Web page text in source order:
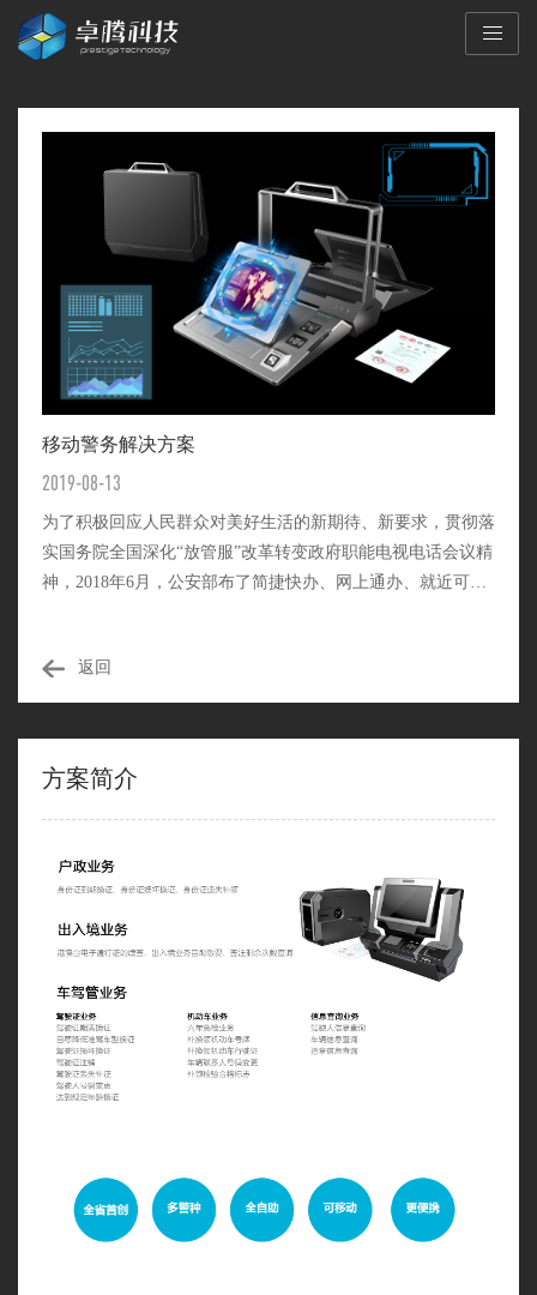
移动警务解决方案
2019-08-13
为了积极回应人民群众对美好生活的新期待、新要求，贯彻落
实国务院全国深化“放管服”改革转变政府职能电视电话会议精
神，2018年6月，公安部布了简捷快办、网上通办、就近可办
于大数据理念而开创的便民服务新模式。该设备具有全自助、
可移动、更便携的特点，可用于针对特定地区、特定人群的流
返回
方案简介